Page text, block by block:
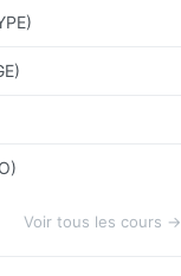
Voir tous les cours →